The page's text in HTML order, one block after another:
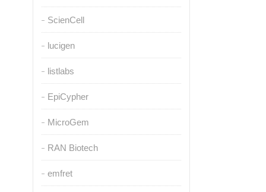
ScienCell
lucigen
listlabs
EpiCypher
MicroGem
RAN Biotech
emfret